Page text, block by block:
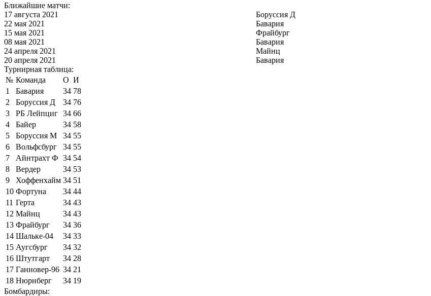
Ближайшие матчи:
17 августа 2021
Боруссия Д
22 мая 2021
Бавария
15 мая 2021
Фрайбург
08 мая 2021
Бавария
24 апреля 2021
Майнц
20 апреля 2021
Бавария
Турнирная таблица:
№ Команда О И
1
Бавария 34 78
2
Боруссия Д 34 76
3
РБ Лейпциг 34 66
4
Байер 34 58
5
Боруссия М 34 55
6
Вольфсбург 34 55
7
Айнтрахт Ф 34 54
8
Вердер 34 53
9
Хоффенхайм 34 51
10 Фортуна 34 44
11 Герта 34 43
12 Майнц 34 43
13 Фрайбург 34 36
14 Шальке-04 34 33
15 Аугсбург 34 32
16 Штутгарт 34 28
17 Ганновер-96 34 21
18 Нюрнберг 34 19
Бомбардиры: